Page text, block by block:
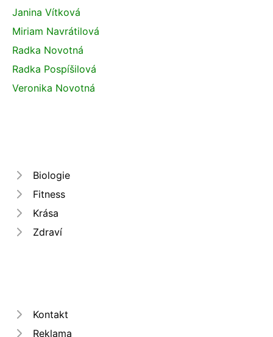
Janina Vítková
Miriam Navrátilová
Radka Novotná
Radka Pospíšilová
Veronika Novotná
Biologie
Fitness
Krása
Zdraví
Kontakt
Reklama